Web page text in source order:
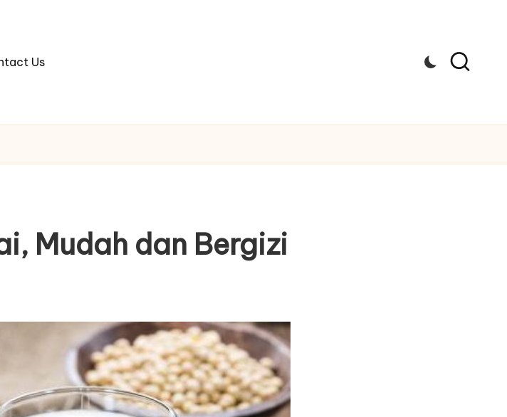
Us
Mudah dan Bergizi